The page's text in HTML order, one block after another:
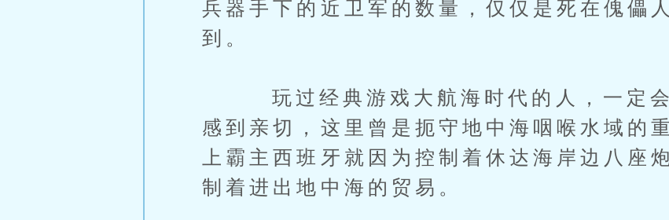
兵器手下的近卫军的数量，仅仅是死在傀儡
到。
玩过经典游戏大航海时代的人，一定会
感到亲切，这里曾是扼守地中海咽喉水域的
上霸主西班牙就因为控制着休达海岸边八座
制着进出地中海的贸易。